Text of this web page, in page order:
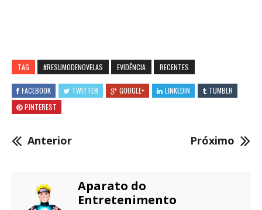
TAG #RESUMODENOVELAS EVIDÊNCIA RECENTES
FACEBOOK TWITTER GOOGLE+ LINKEDIN
TUMBLR
PINTEREST
Anterior Próximo
Aparato do
Entretenimento